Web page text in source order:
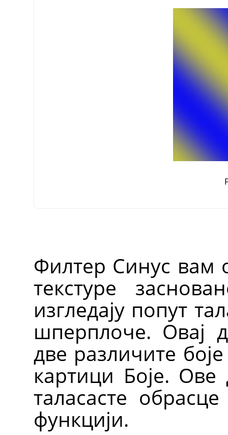
Филтер Синус вам
текстуре
изгледају попут
шперплоче. Овај
две различите
картици Боје. Ове
таласасте
функцији.